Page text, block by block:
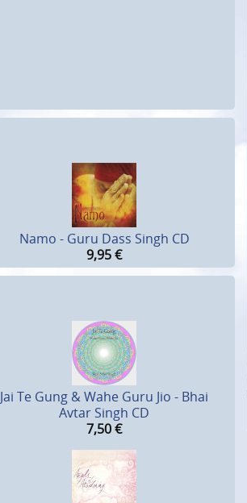
Namo - Guru Dass Singh CD
9,95€
Jai Te Gung & Wahe Guru Jio - Bhai
Avtar Singh CD
7,50€